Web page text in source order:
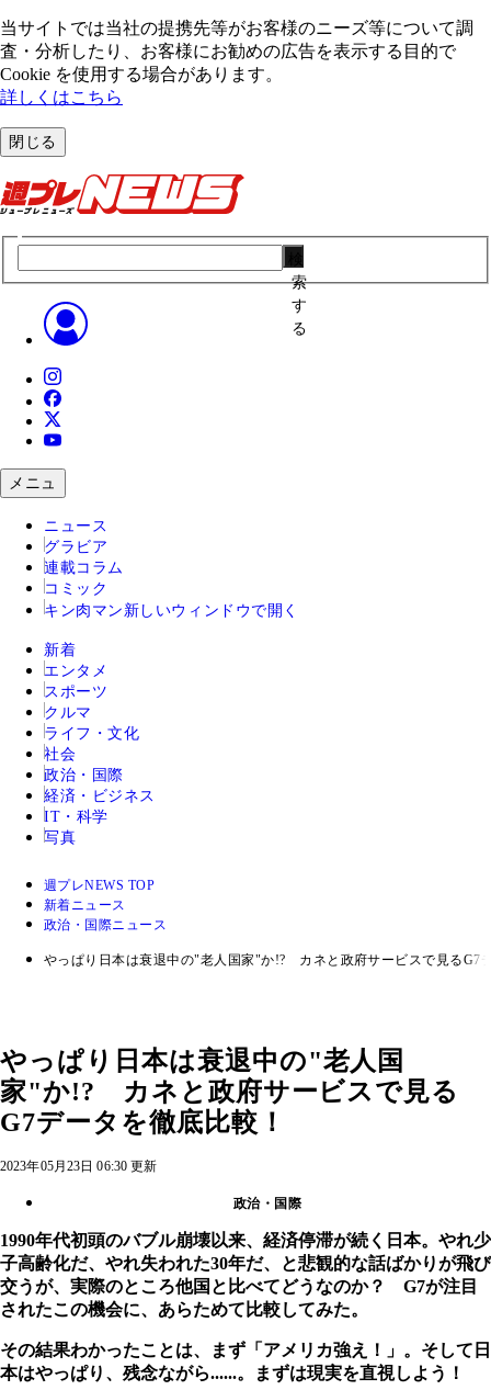
当サイトでは当社の提携先等がお客様のニーズ等について調
査・分析したり、お客様にお勧めの広告を表⽰する⽬的で
Cookie を使⽤する場合があります。
詳しくはこちら
閉じる
索
す
る
メニュ
ニュース
グラビア
連載コラム
コミック
キン肉マン 新しいウィンドウで開く
新着
エンタメ
スポーツ
クルマ
ライフ・文化
社会
政治・国際
経済・ビジネス
IT・科学
写真
週プレNEWS TOP
新着ニュース
政治・国際ニュース
やっぱり日本は衰退中の"老人国家"か!? カネと政府サービスで見るG7
やっぱり日本は衰退中の"老人国
家"か!? カネと政府サービスで見る
G7データを徹底比較！
2023年05月23日 06:30 更新
政治・国際
1990年代初頭のバブル崩壊以来、経済停滞が続く日本。やれ少
子高齢化だ、やれ失われた30年だ、と悲観的な話ばかりが飛び
交うが、実際のところ他国と比べてどうなのか？ G7が注目
されたこの機会に、あらためて比較してみた。
その結果わかったことは、まず「アメリカ強え！」。そして日
本はやっぱり、残念ながら......。まずは現実を直視しよう！